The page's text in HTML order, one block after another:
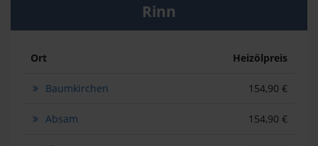
Rinn
Ort Heizölpreis
Baumkirchen 154,90 €
Absam 154,90 €